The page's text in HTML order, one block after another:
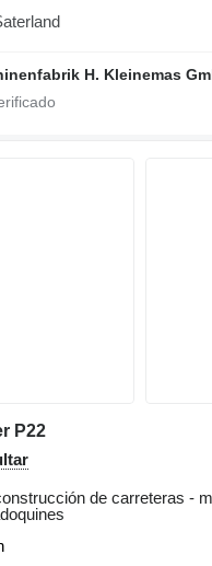
H. Kleinemas
P22
de carreteras -